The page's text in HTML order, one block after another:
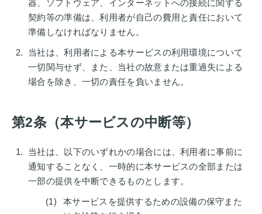
器、ソフトウェア、インターネットへの接続に関する
契約等の準備は、利用者が自己の費用と責任において
準備しなければなりません。
当社は、利用者による本サービスの利用環境について
一切関与せず、また、当社の故意または重過失による
場合を除き、一切の責任を負いません。
第2条（本サービスの中断等）
当社は、以下のいずれかの場合には、利用者に事前に
通知することなく、一時的に本サービスの全部または
一部の提供を中断できるものとします。
本サービスを提供するための設備の保守また